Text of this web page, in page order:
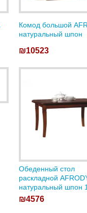
Комод большой
натуральный шпон
₪10523
Обеденный стол
раскладной
натуральный шпон
₪4576